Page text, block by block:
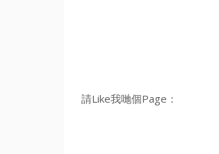
請Like我哋個Page：